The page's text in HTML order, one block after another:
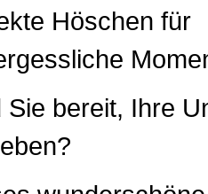
Höschen für
Sie bereit, Ihre